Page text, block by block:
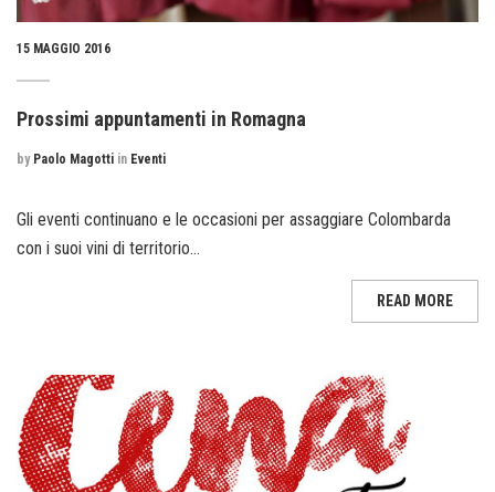
15 MAGGIO 2016
Prossimi appuntamenti in Romagna
by Paolo Magotti in Eventi
Gli eventi continuano e le occasioni per assaggiare Colombarda
con i suoi vini di territorio...
READ MORE